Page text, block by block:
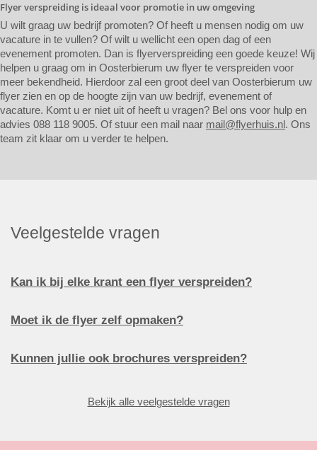
Flyer verspreiding is ideaal voor promotie in uw omgeving
U wilt graag uw bedrijf promoten? Of heeft u mensen nodig om uw
vacature in te vullen? Of wilt u wellicht een open dag of een
evenement promoten. Dan is flyerverspreiding een goede keuze! Wij
helpen u graag om in Oosterbierum uw flyer te verspreiden voor
meer bekendheid. Hierdoor zal een groot deel van Oosterbierum uw
flyer zien en op de hoogte zijn van uw bedrijf, evenement of
vacature. Komt u er niet uit of heeft u vragen? Bel ons voor hulp en
advies 088 118 9005. Of stuur een mail naar mail@flyerhuis.nl. Ons
team zit klaar om u verder te helpen.
Veelgestelde vragen
Kan ik bij elke krant een flyer verspreiden?
Moet ik de flyer zelf opmaken?
Kunnen jullie ook brochures verspreiden?
Bekijk alle veelgestelde vragen